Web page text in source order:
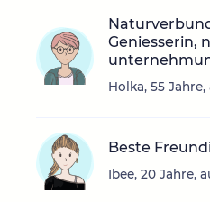
Geniesserin,
Holka, 55
Beste
Ibee, 20 Jahre,